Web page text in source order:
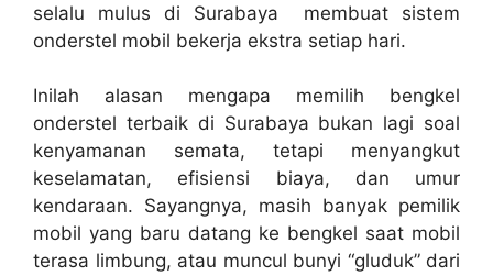
selalu mulus di Surabaya membuat sistem
onderstel mobil bekerja ekstra setiap hari.
Inilah alasan mengapa memilih bengkel
onderstel terbaik di Surabaya bukan lagi soal
kenyamanan semata, tetapi menyangkut
keselamatan, efisiensi biaya, dan umur
kendaraan. Sayangnya, masih banyak pemilik
mobil yang baru datang ke bengkel saat mobil
terasa limbung, atau muncul bunyi “gluduk” dari